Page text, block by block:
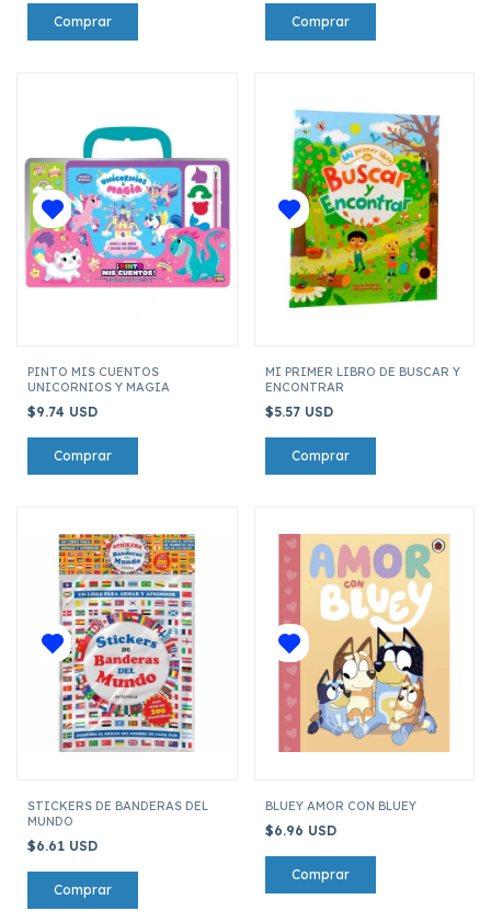
PINTO MIS CUENTOS
UNICORNIOS Y MAGIA
$9.74 USD
MI PRIMER LIBRO DE BUSCAR Y
ENCONTRAR
$5.57 USD
STICKERS DE BANDERAS DEL
MUNDO
$6.61 USD
BLUEY AMOR CON BLUEY
$6.96 USD